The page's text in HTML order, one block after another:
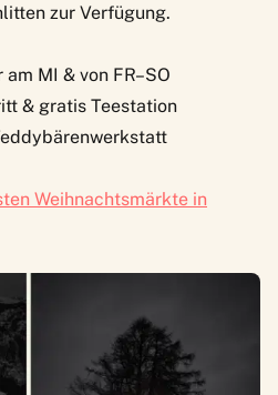
zur Verfügung.
MI & von FR–SO
& gratis Teestation
Weihnachtsmärkte in